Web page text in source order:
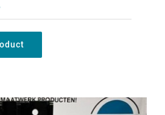
1.310,00